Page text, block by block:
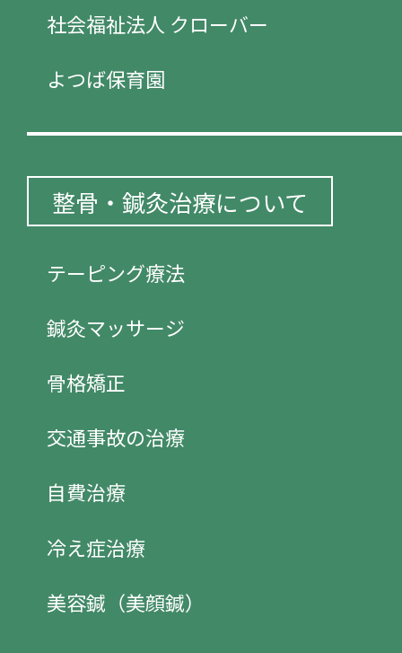
社会福祉法人 クローバー
よつば保育園
整骨・鍼灸治療について
テーピング療法
鍼灸マッサージ
骨格矯正
交通事故の治療
自費治療
冷え症治療
美容鍼（美顔鍼）